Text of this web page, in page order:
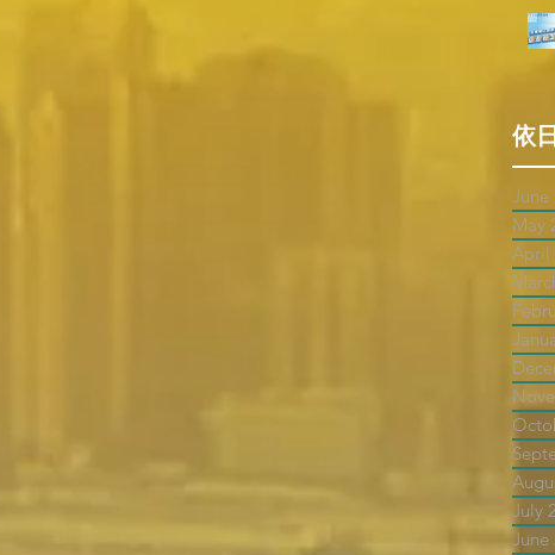
依
June
May
April
July
June